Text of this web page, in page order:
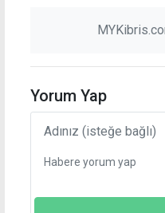
Yorum Yap